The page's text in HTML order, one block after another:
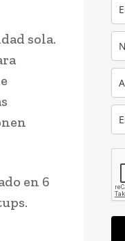
sola.
en 6